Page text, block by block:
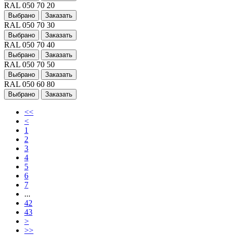
RAL 050 70 20
Выбрано Заказать
RAL 050 70 30
Выбрано Заказать
RAL 050 70 40
Выбрано Заказать
RAL 050 70 50
Выбрано Заказать
RAL 050 60 80
Выбрано Заказать
<<
<
1
2
3
4
5
6
7
...
42
43
>
>>